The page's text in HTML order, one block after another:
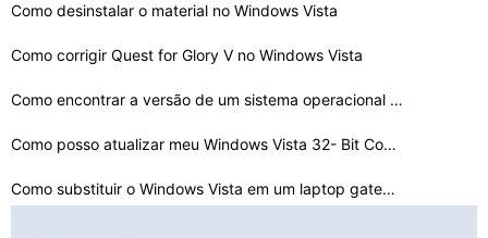
Como desinstalar o material no Windows Vista
Como corrigir Quest for Glory V no Windows Vista
Como encontrar a versão de um sistema operacional Vist…
Como posso atualizar meu Windows Vista 32- Bit Computad…
Como substituir o Windows Vista em um laptop gateway